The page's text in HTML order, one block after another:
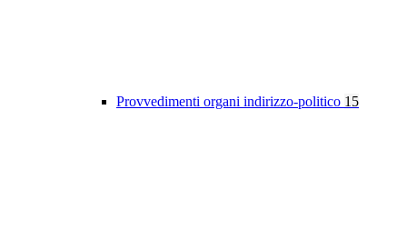
Provvedimenti organi indirizzo-politico 15